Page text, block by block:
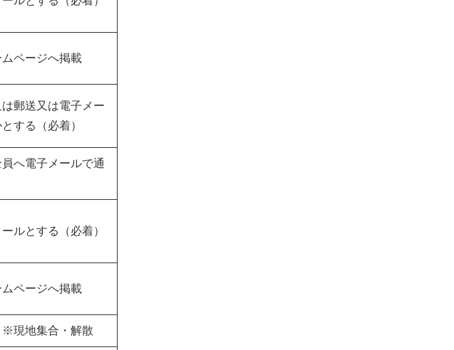
ページへ掲載
郵送又は電子メー
する（必着）
へ電子メールで通
ルとする（必着）
ページへ掲載
現地集合・解散